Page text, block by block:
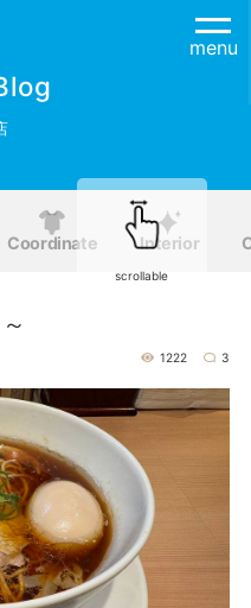
menu
Coordinate Interior
scrollable
1222 3